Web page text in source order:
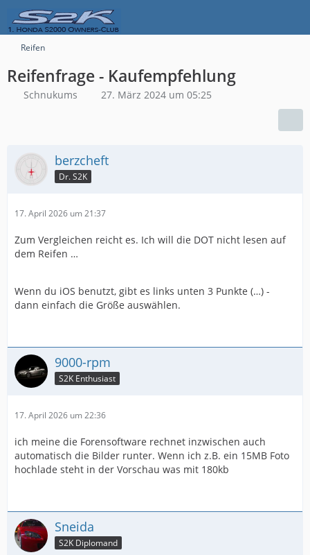
Reifen
Reifenfrage - Kaufempfehlung
Schnukums 27. März 2024 um 05:25
berzcheft
Dr. S2K
17. April 2026 um 21:37
Zum Vergleichen reicht es. Ich will die DOT nicht lesen auf
dem Reifen …
Wenn du iOS benutzt, gibt es links unten 3 Punkte (…) -
dann einfach die Größe auswählen.
9000-rpm
S2K Enthusiast
17. April 2026 um 22:36
ich meine die Forensoftware rechnet inzwischen auch
automatisch die Bilder runter. Wenn ich z.B. ein 15MB Foto
hochlade steht in der Vorschau was mit 180kb
Sneida
S2K Diplomand